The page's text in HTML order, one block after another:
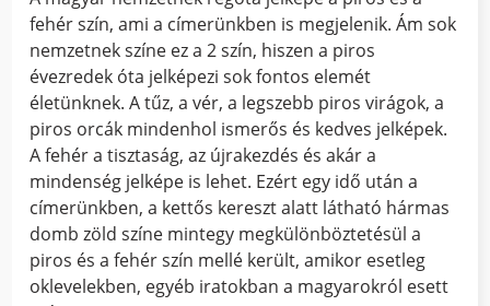
fehér szín, ami a címerünkben is megjelenik. Ám sok
nemzetnek színe ez a 2 szín, hiszen a piros
évezredek óta jelképezi sok fontos elemét
életünknek. A tűz, a vér, a legszebb piros virágok, a
piros orcák mindenhol ismerős és kedves jelképek.
A fehér a tisztaság, az újrakezdés és akár a
mindenség jelképe is lehet. Ezért egy idő után a
címerünkben, a kettős kereszt alatt látható hármas
domb zöld színe mintegy megkülönböztetésül a
piros és a fehér szín mellé került, amikor esetleg
oklevelekben, egyéb iratokban a magyarokról esett